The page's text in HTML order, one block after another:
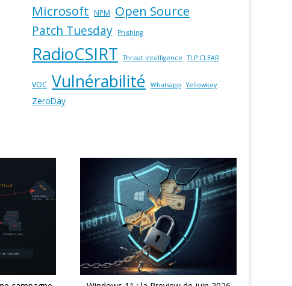
Microsoft NPM Open Source
Patch Tuesday Phishing
RadioCSIRT Threat Intelligence TLP:CLEAR
VOC Vulnérabilité Whatsapp Yellowkey
ZeroDay